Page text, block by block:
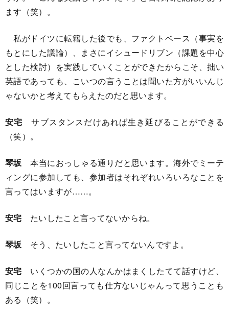
ます（笑）。
私がドイツに転籍した後でも、ファクトベース（事実を
もとにした議論）、まさにイシュードリブン（課題を中心
とした検討）を実践していくことができたからこそ、拙い
英語であっても、こいつの言うことは聞いた方がいいんじ
ゃないかと考えてもらえたのだと思います。
安宅 サブスタンスだけあれば生き延びることができる
（笑）。
琴坂 本当におっしゃる通りだと思います。海外でミーテ
ィングに参加しても、参加者はそれぞれいろいろなことを
言ってはいますが……。
安宅 たいしたこと言ってないからね。
琴坂 そう、たいしたこと言ってないんですよ。
安宅 いくつかの国の人なんかはまくしたてて話すけど、
同じことを100回言っても仕方ないじゃんって思うことも
ある（笑）。